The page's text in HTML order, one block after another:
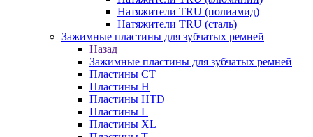
Натяжители TRU (полиамид)
Натяжители TRU (сталь)
Зажимные пластины для зубчатых ремней
Назад
Зажимные пластины для зубчатых ремней
Пластины CT
Пластины H
Пластины HTD
Пластины L
Пластины XL